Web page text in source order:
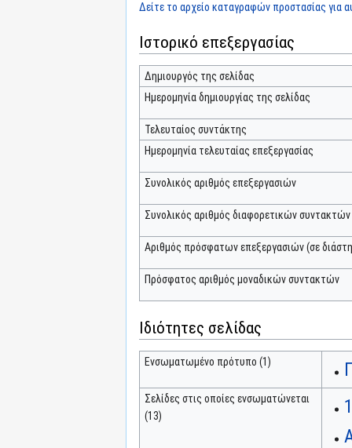
Δείτε το αρχείο καταγραφών προστασίας για
Ιστορικό επεξεργασίας
Δημιουργός της σελίδας
Ημερομηνία δημιουργίας της σελίδας
Τελευταίος συντάκτης
Ημερομηνία τελευταίας επεξεργασίας
Συνολικός αριθμός επεξεργασιών
Συνολικός αριθμός διαφορετικών συντακτών
Αριθμός πρόσφατων επεξεργασιών (σε
Πρόσφατος αριθμός μοναδικών συντακτών
Ιδιότητες σελίδας
Ενσωματωμένο πρότυπο (1)
Σελίδες στις οποίες ενσωματώνεται
(13)